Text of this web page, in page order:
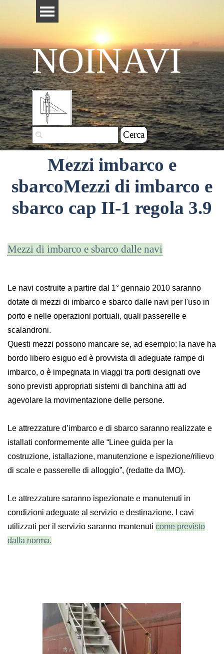
Salta menù
NOINAVI
Cerca
Mezzi imbarco e
sbarcoMezzi di imbarco e
sbarco cap II-1 regola 3.9
Mezzi di imbarco e sbarco dalle navi
Le navi costruite a partire dal 1° gennaio 2010 saranno
dotate di mezzi di imbarco e sbarco dalle navi per l'uso in
porto e nelle operazioni portuali, quali passerelle e
scalandroni.
Questi mezzi possono mancare se, ad esempio: la nave ha
bordo libero esiguo ed è provvista di adeguate rampe di
imbarco, o è impegnata in viaggi tra porti designati ove
sono previsti appropriati sistemi di banchina atti ad
agevolare la movimentazione delle persone.
Le attrezzature d’imbarco e di sbarco saranno realizzate e
istallati conformemente alle “Linee guida per la
costruzione, istallazione, manutenzione e ispezione/rilievo
di scale e passerelle di alloggio”, (redatte da IMO).
Le attrezzature saranno ispezionate e manutenuti in
condizioni adeguate al servizio e destinazione. I cavi
utilizzati per il servizio saranno mantenuti come previsto
dalla norma.